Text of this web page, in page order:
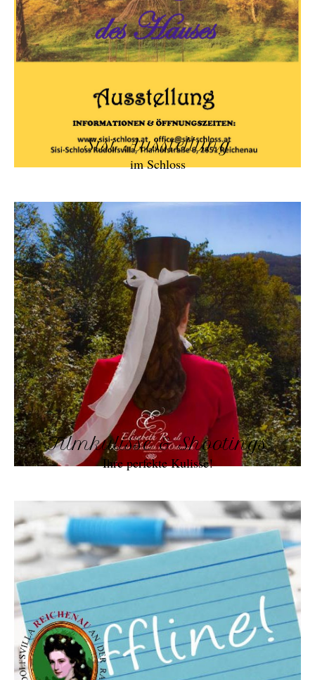
Sisi Ausstellung
im Schloss
Filmkulisse & Shootings
Ihre perfekte Kulisse!